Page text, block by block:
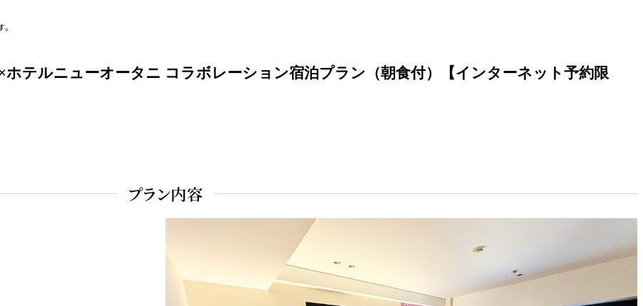
テルニューオータニ コラボレーション宿泊プラン（朝食付）【インターネット予約限
プラン内容